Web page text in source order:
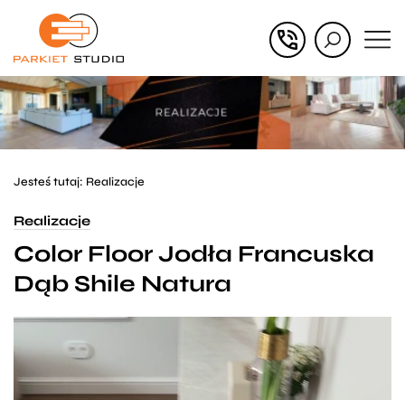
Przejdź
głównego
Przejdź
menu
w
stopce
Jesteś tutaj: Realizacje
Realizacje
Color Floor Jodła Francuska
Dąb Shile Natura